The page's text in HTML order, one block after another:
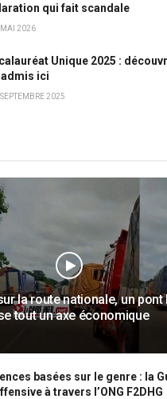
qui fait scandale
2026
Unique 2025 :
ici
2025
la route nationale, un pont
tout un axe économique
basées sur le genre : la
à travers l’ONG F2DHG